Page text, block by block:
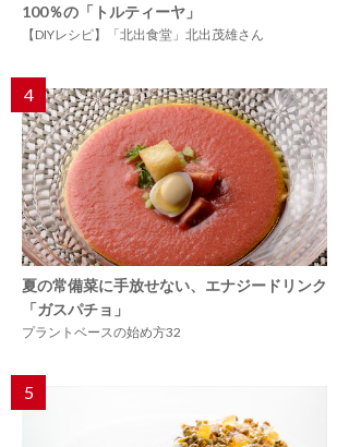
100％の「トルティーヤ」
【DIYレシピ】「北出食堂」北出茂雄さん
4
夏の常備菜に手放せない、エナジードリンク
「ガスパチョ」
プラントベースの始め方32
5